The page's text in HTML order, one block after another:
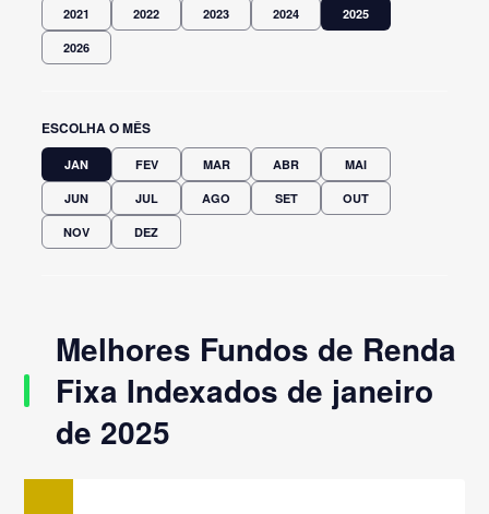
2021 2022 2023 2024 2025
2026
ESCOLHA O MÊS
JAN FEV MAR ABR MAI
JUN JUL AGO SET OUT
NOV DEZ
Melhores Fundos de Renda
Fixa Indexados de janeiro
de 2025